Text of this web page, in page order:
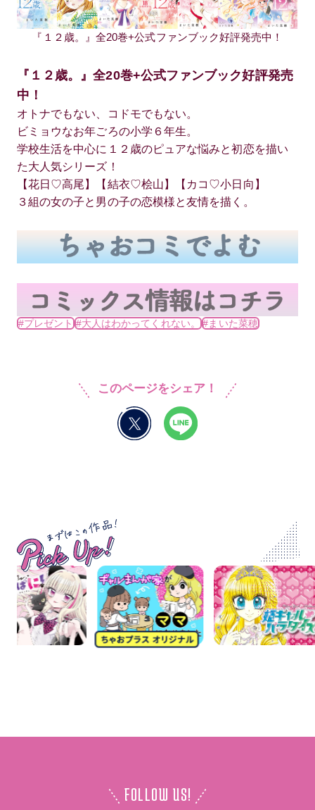
『１２歳。』全20巻+公式ファンブック好評発売中！
『１２歳。』全20巻+公式ファンブック好評発売
中！
オトナでもない、コドモでもない。
ビミョウなお年ごろの小学６年生。
学校生活を中心に１２歳のピュアな悩みと初恋を描い
た大人気シリーズ！
【花日♡高尾】【結衣♡桧山】【カコ♡小日向】
３組の女の子と男の子の恋模様と友情を描く。
#プレゼント #大人はわかってくれない。 #まいた菜穂
このページをシェア！
FOLLOW US!